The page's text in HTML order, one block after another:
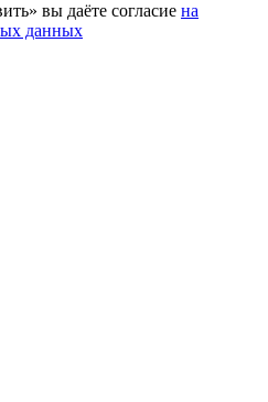
вы даёте согласие на
данных